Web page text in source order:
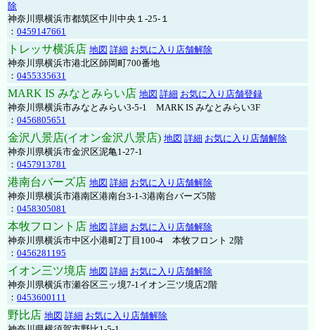
除
神奈川県横浜市都筑区中川中央１-25-１
： 0459147661
トレッサ横浜店 地図 詳細 お気に入り店舗解除
神奈川県横浜市港北区師岡町700番地
： 0455335631
MARK IS みなとみらい店 地図 詳細 お気に入り店舗登録
神奈川県横浜市みなとみらい3-5-1 MARK IS みなとみらい3F
： 0456805651
金沢八景店(イオン金沢八景店) 地図 詳細 お気に入り店舗解除
神奈川県横浜市金沢区泥亀1-27-1
： 0457913781
港南台バーズ店 地図 詳細 お気に入り店舗解除
神奈川県横浜市港南区港南台3-1-3港南台バーズ5階
： 0458305081
本牧フロント店 地図 詳細 お気に入り店舗解除
神奈川県横浜市中区小港町2丁目100-4 本牧フロント 2階
： 0456281195
イオン三ツ境店 地図 詳細 お気に入り店舗解除
神奈川県横浜市瀬谷区三ッ境7-1イオン三ツ境店2階
： 0453600111
野比店 地図 詳細 お気に入り店舗解除